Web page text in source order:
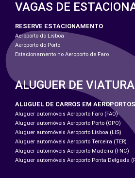
VAGAS DE
RESERVE ESTACIONAMENTO
Aeroporto do Lisboa
Aeroporto do Porto
Estacionamento no Aeroporto de Faro
ALUGUER DE
ALUGUEL DE CARROS EM AEROPORTOS
Aluguer automóveis Aeroporto Faro (FAO)
Aluguer automóveis Aeroporto Porto (OPO)
Aluguer automóveis Aeroporto Lisboa (LIS)
Aluguer automóveis Aeroporto Terceira (TER)
Aluguer automóveis Aeroporto Madeira (FNC)
Aluguer automóveis Aeroporto Ponta Delgada